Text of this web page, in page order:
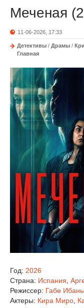
Меченая
11-06-2026, 17:33
Детективы / Драмы /
Главная
Год: 2026
Страна: Испания
Режиссер: Габе
Актеры: Кира Миро